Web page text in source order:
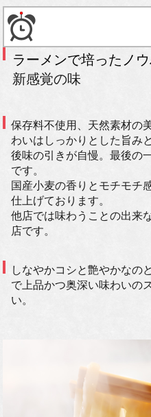
ラーメンで培ったノ
新感覚の味
保存料不使用、天然素材の
わいはしっかりとした旨みと
後味の引きが自慢。最後の
です。
国産小麦の香りとモチモチ
仕上げております。
他店では味わうことの出来
店です。
しなやかコシと艶やかなの
で上品かつ奥深い味わいの
い。